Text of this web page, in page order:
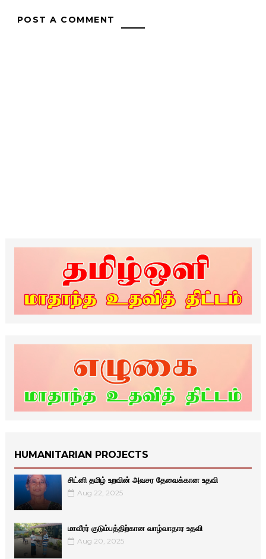
POST A COMMENT
HUMANITARIAN PROJECTS
சிட்னி தமிழ் உறவின் அவசர தேவைக்கான உதவி
Aug 22, 2025
மாவீரர் குடும்பத்திற்கான வாழ்வாதார உதவி
Aug 20, 2025